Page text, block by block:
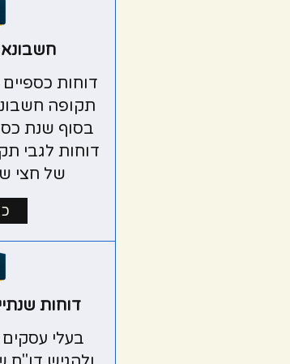
דוחות
תקופה
בסוף שנת
דוחות לגבי
של חצי
דוחות
בעלי